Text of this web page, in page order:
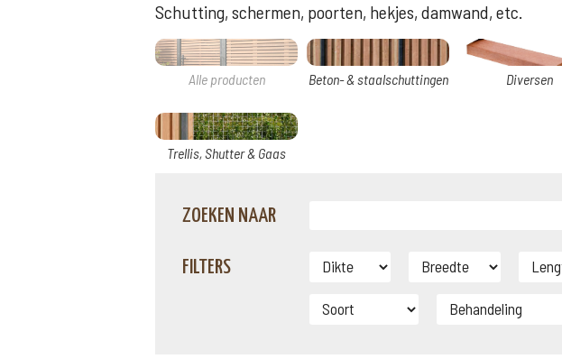
Schutting, schermen, poorten, hekjes, damwand, etc.
Alle producten Beton- & staalschuttingen Diversen
Trellis, Shutter & Gaas
ZOEKEN NAAR
FILTERS